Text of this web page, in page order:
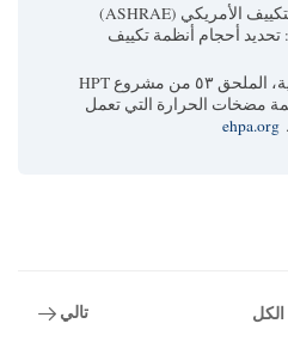
دليل جمعية مهندسي التبريد والتكييف الأمريكي (ASHRAE)
الأساسي (٢٠٢١). الفصل ١٨.٦: تحديد أحجام أنظمة تكييف
رابطة مضخات الحرارة الأوروبية، الملحق ٥٣ من مشروع HPT
مضخات الحرارة التي تعمل
.
ehpa.org
الكل تالي